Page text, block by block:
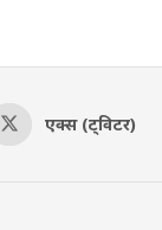
एक्स (ट्विटर)